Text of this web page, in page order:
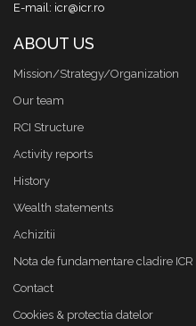
E-mail: icr@icr.ro
ABOUT US
Mission/Strategy/Organization
Our team
RCI Structure
Activity reports
History
Wealth statements
Achizitii
Nota de fundamentare cladire ICR
Contact
Cookies & protectia datelor